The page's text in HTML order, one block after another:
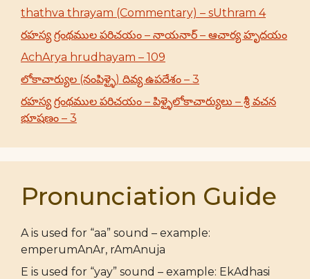
thathva thrayam (Commentary) – sUthram 4
రహస్య గ్రంథముల పరిచయం – నాయనార్ – ఆచార్య హృదయం
AchArya hrudhayam – 109
లోకాచార్యుల (నంపిళ్ళై) దివ్య ఉపదేశం – 3
రహస్య గ్రంథముల పరిచయం – పిళ్ళైలోకాచార్యులు – శ్రీ వచన
భూషణం – 3
Pronunciation Guide
A is used for “aa” sound – example:
emperumAnAr, rAmAnuja
E is used for “yay” sound – example: EkAdhasi